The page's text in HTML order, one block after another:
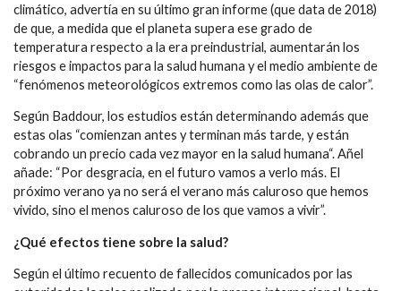
climático, advertía en su último gran informe (que data de 2018)
de que, a medida que el planeta supera ese grado de
temperatura respecto a la era preindustrial, aumentarán los
riesgos e impactos para la salud humana y el medio ambiente de
“fenómenos meteorológicos extremos como las olas de calor”.
Según Baddour, los estudios están determinando además que
estas olas “comienzan antes y terminan más tarde, y están
cobrando un precio cada vez mayor en la salud humana“. Añel
añade: “Por desgracia, en el futuro vamos a verlo más. El
próximo verano ya no será el verano más caluroso que hemos
vivido, sino el menos caluroso de los que vamos a vivir”.
¿Qué efectos tiene sobre la salud?
Según el último recuento de fallecidos comunicados por las